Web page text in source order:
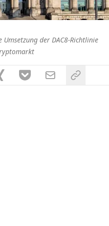
der DAC8-Richtlinie